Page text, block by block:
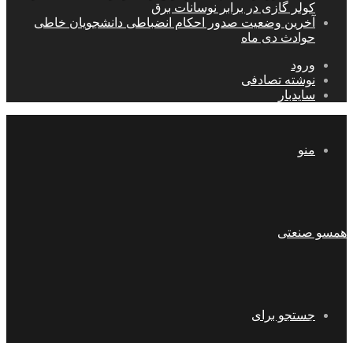
کولر گازی در برابر نوسانات برق
آخرین وضعیت صدور احکام انضباطی دانشجویان خاطی
حوادث دی ماه
ورود
نوشته تصادفی
سایدبار
منو
همسو صنعتی
جستجو برای